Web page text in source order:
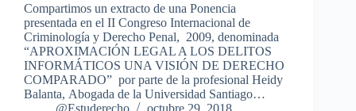
Compartimos un extracto de una Ponencia
presentada en el II Congreso Internacional de
Criminología y Derecho Penal, 2009, denominada
“APROXIMACIÓN LEGAL A LOS DELITOS
INFORMÁTICOS UNA VISIÓN DE DERECHO
COMPARADO” por parte de la profesional Heidy
Balanta, Abogada de la Universidad Santiago…
@Estuderecho
octubre 29, 2018